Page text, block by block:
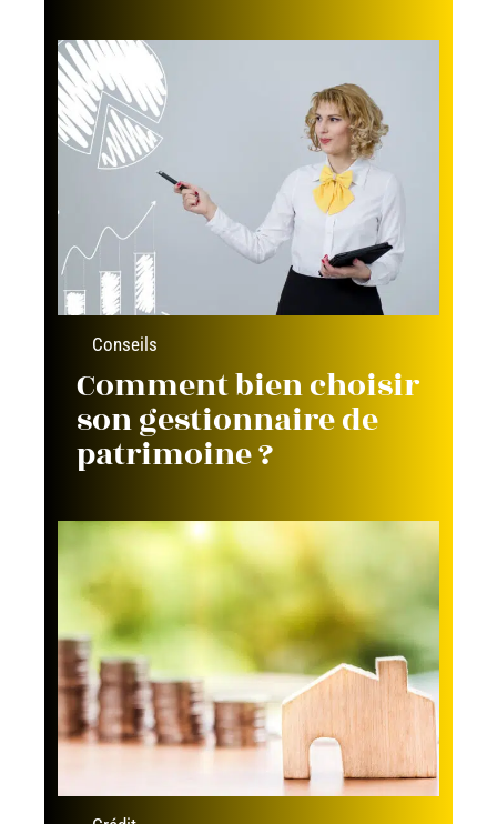
Conseils
Comment bien choisir
son gestionnaire de
patrimoine ?